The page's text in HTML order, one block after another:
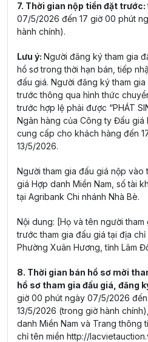
7. Thời gian nộp tiền đặt trước:
07/5/2026 đến 17 giờ 00 phút
hành chính).
Lưu ý: Người đăng ký tham gia
hồ sơ trong thời hạn bán, tiếp
đấu giá. Người đăng ký tham
trước thông qua hình thức
trước hợp lệ phải được “PHÁT
Ngân hàng của Công ty Đấu giá
cung cấp cho khách hàng đến
13/5/2026.
Người tham gia đấu giá nộp
giá Hợp danh Miền Nam, số tài
tại Agribank Chi nhánh Nhà Bè.
Nội dung: [Họ và tên người
trước tham gia đấu giá tại địa chỉ
Phường Xuân Hương, tỉnh Lâm
8. Thời gian bán hồ sơ mời
hồ sơ tham gia đấu giá, đăng
giờ 00 phút ngày 07/5/2026
13/5/2026 (trong giờ hành
danh Miền Nam và Trang thông
chỉ tên miền http://